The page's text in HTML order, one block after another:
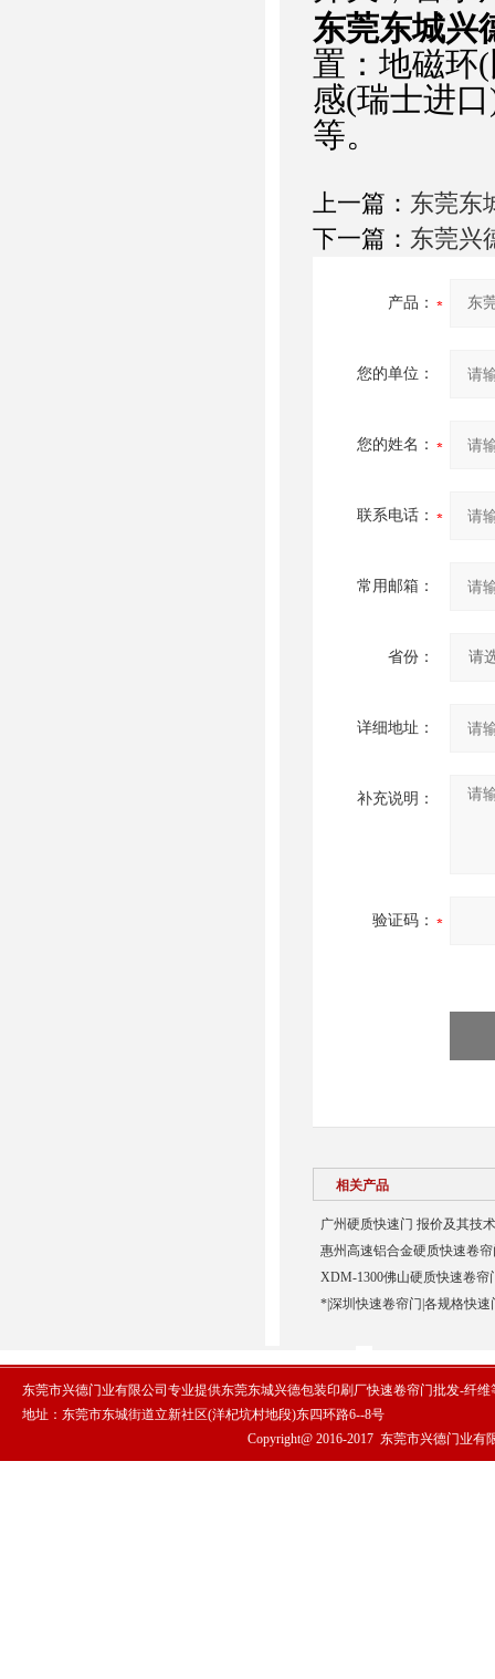
东莞东城兴
置：地磁环
感(瑞士进
等。
上一篇： 东莞东
下一篇： 东莞兴
产品：
您的单位：
您的姓名：
联系电话：
常用邮箱：
省份：
详细地址：
补充说明：
验证码：
相关产品
广州硬质快速门 报价及其技
惠州高速铝合金硬质快速卷
XDM-1300佛山硬质快速卷帘
*|深圳快速卷帘门|各规格快速
东莞市兴德门业有限公司专业提供东莞东城兴德包装印刷厂快速卷帘门批发-纤
地址：东莞市东城街道立新社区(洋杞坑村地段)东四环路6--8号
Copyright@ 2016-2017 东莞市兴德门业有